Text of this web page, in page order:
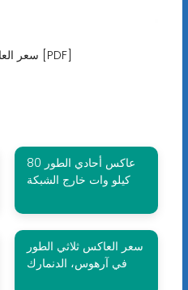
سعر العاكس أحادي الطور خارج الشبكة [PDF]
عاكس أحادي الطور 80
كيلو وات خارج الشبكة
سعر العاكس ثلاثي الطور
في آرهوس، الدنمارك